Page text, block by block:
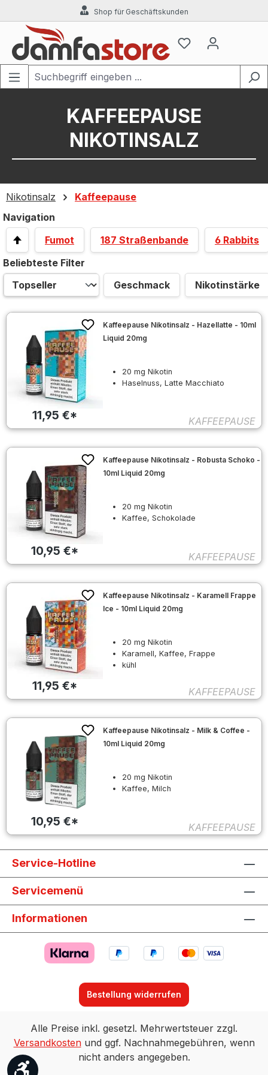
Zum Hauptinhalt springenShop für Geschäftskunden
KAFFEEPAUSE
NIKOTINSALZ
Nikotinsalz
Kaffeepause
Navigation
Fumot
187 Straßenbande
6 Rabbits
Beliebteste Filter
Geschmack
Nikotinstärke
11,95 €*
Kaffeepause Nikotinsalz - Hazellatte - 10ml
Liquid 20mg
20 mg Nikotin
Haselnuss, Latte Macchiato
KAFFEEPAUSE
10,95 €*
Kaffeepause Nikotinsalz - Robusta Schoko -
10ml Liquid 20mg
20 mg Nikotin
Kaffee, Schokolade
KAFFEEPAUSE
11,95 €*
Kaffeepause Nikotinsalz - Karamell Frappe
Ice - 10ml Liquid 20mg
20 mg Nikotin
Karamell, Kaffee, Frappe
kühl
KAFFEEPAUSE
10,95 €*
Kaffeepause Nikotinsalz - Milk & Coffee -
10ml Liquid 20mg
20 mg Nikotin
Kaffee, Milch
KAFFEEPAUSE
Service-Hotline
Servicemenü
Informationen
Bestellung widerrufen
Alle Preise inkl. gesetzl. Mehrwertsteuer zzgl.
Versandkostenund ggf. Nachnahmegebühren, wenn
nicht anders angegeben.
Werkzeugleiste anzeigen